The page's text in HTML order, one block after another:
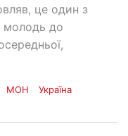
це один з
молодь до
МОН Україна